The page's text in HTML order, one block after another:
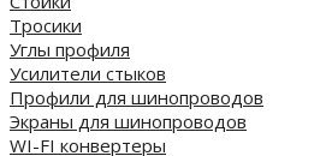
Тросики
Углы профиля
Усилители стыков
Профили для шинопроводов
Экраны для шинопроводов
WI-FI конвертеры